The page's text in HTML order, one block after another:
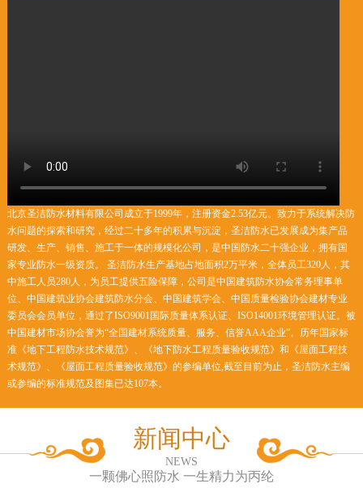
北京圣洁防水材料有限公司成立于1999年，注册资金2.53亿元。致力于系统解决防
水问题的探索和研究，经过二十多年的积累与沉淀，圣洁防水已发展成为集产品
研发、生产、销售、施工于一体的规模化公司，是中国防水二十强企业，拥有国
家专业防水一级资质。 圣洁防水生产基地占地面积2万平米，全体员工320人，其
中施工人员280人，为员工提供五险保障，公司是中国建筑防水协会常务理事单
位、中国建筑业协会建筑防水分会、中国建筑学会、中国质量检验协会建材专业
委员会会员单位，通过了ISO9001国际质量体系认证、ISO14001环境管理认证。被
中国建材市场协会誉为“全国建材系统质量、服务、信誉AAA企业”。历年国家标
准《地下工程防水技术规范》、《地下防水工程质量验收规范》和《屋面工程技
术规范》、《屋面工程质量验收规范》的参编单位,截至目前为止，圣洁防水主编
或参编的标准规范及图集已达107本。
新闻中心
NEWS
一颗佛心照防水 一生精力为丙纶